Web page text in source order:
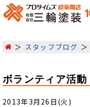
スタッフブログ
ボランティア活動
2013年3月26日(火)